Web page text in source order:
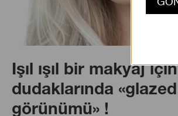
Işıl ışıl bir makyaj için
dudaklarında «glazed
görünümü» !